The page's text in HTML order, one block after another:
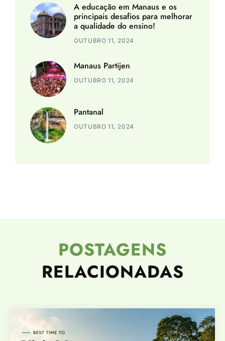
A educação em Manaus e os
principais desafios para melhorar
a qualidade do ensino!
OUTUBRO 11, 2024
Manaus Partijen
OUTUBRO 11, 2024
Pantanal
OUTUBRO 11, 2024
POSTAGENS
RELACIONADAS